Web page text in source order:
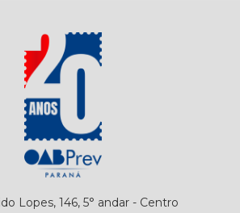
Lopes, 146, 5° andar - Centro